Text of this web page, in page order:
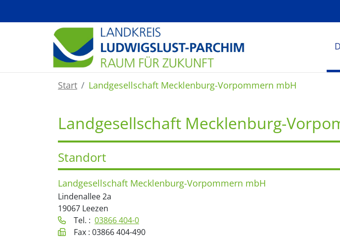
Start Landgesellschaft Mecklenburg-Vorpommern mbH
Landgesellschaft Mecklenburg-
Standort
Landgesellschaft Mecklenburg-Vorpommern mbH
Lindenallee 2a
19067 Leezen
Tel. : 03866 404-0
Fax : 03866 404-490